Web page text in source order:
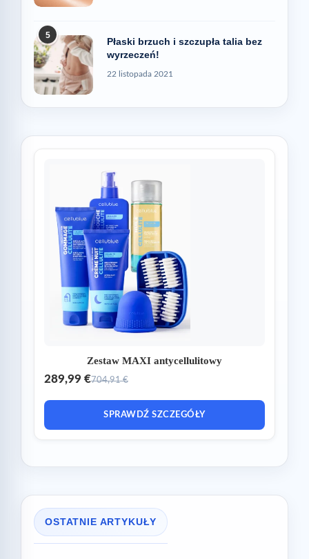
5
Płaski brzuch i szczupła talia bez
wyrzeczeń!
22 listopada 2021
Zestaw MAXI antycellulitowy
289,99 €704,91 €
SPRAWDŹ SZCZEGÓŁY
OSTATNIE ARTYKUŁY